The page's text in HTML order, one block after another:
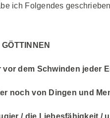
ich Folgendes
vor dem Schwinden jeder
noch von Dingen und
/ die Liebesfähigkeit /